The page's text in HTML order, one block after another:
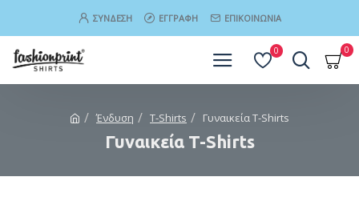
ΣΎΝΔΕΣΗ ΕΓΓΡΑΦΉ ΕΠΙΚΟΙΝΩΝΊΑ
0 0
Ένδυση T-Shirts Γυναικεία T-Shirts
Γυναικεία T-Shirts